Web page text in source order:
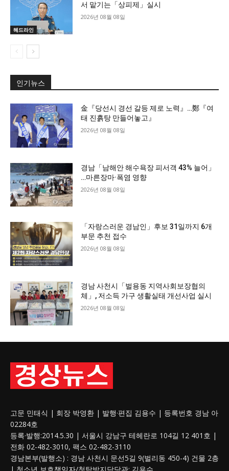
헤드라인
서 맡기는「상피제」실시
2026년 08월 08일
인기뉴스
金『당선시 경선 갈등 제로 노력』…鄭『여
태 진흙탕 만들어놓고』
2026년 08월 08일
경남「남해안 해수욕장 피서객 43% 늘어」
…마른장마·폭염 영향
2026년 08월 08일
「자랑스러운 경남인」후보 31일까지 6개
부문 추천 접수
2026년 08월 08일
경남 사천시「벌용동 지역사회보장협의
체」, 저소득 가구 생활실태 개선사업 실시
2026년 08월 08일
고문 민태식 | 회장 박영환 | 발행·편집 김용수 | 등록번호 경남 아
02284호
등록·발행:2014.5.30 | 서울시 강남구 테헤란로 104길 12 401호 |
전화 02-482-3010, 팩스 02-482-3110
경남본부(발행소) : 경남 사천시 문선5길 9(벌리동 450-4) 건물 2층